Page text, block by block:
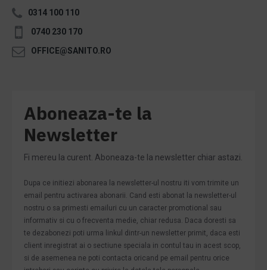
0314 100 110
0740 230 170
OFFICE@SANITO.RO
Aboneaza-te la
Newsletter
Fi mereu la curent. Aboneaza-te la newsletter chiar astazi.
Dupa ce initiezi abonarea la newsletter-ul nostru iti vom trimite un
email pentru activarea abonarii. Cand esti abonat la newsletter-ul
nostru o sa primesti emailuri cu un caracter promotional sau
informativ si cu o frecventa medie, chiar redusa. Daca doresti sa
te dezabonezi poti urma linkul dintr-un newsletter primit, daca esti
client inregistrat ai o sectiune speciala in contul tau in acest scop,
si de asemenea ne poti contacta oricand pe email pentru orice